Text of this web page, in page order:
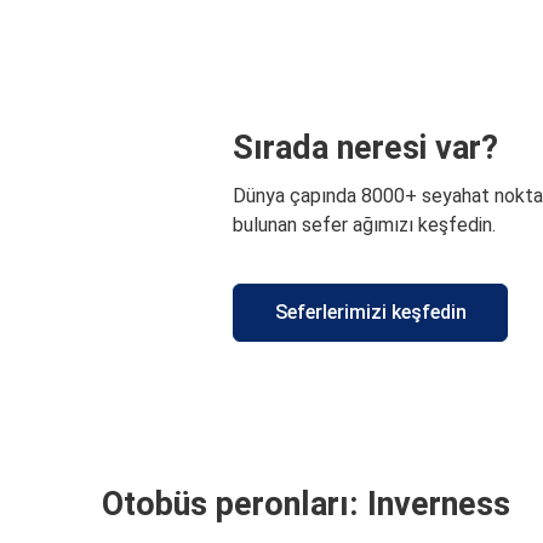
Sırada neresi var?
Dünya çapında 8000+ seyahat
bulunan sefer ağımızı keşfedin.
Seferlerimizi keşfedin
Otobüs peronları: Inverness